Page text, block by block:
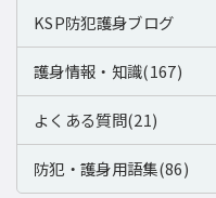
KSP防犯護身ブログ
護身情報・知識(167)
よくある質問(21)
防犯・護身用語集(86)